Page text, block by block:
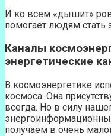
И ко всем «дышит»
помогает людям стать
Каналы
энергетические
В космоэнергетике
космоса. Она
всегда. Но в силу
получаем в очень